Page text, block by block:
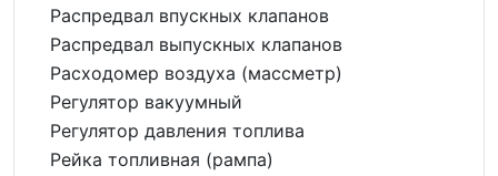
Распредвал впускных клапанов
Распредвал выпускных клапанов
Расходомер воздуха (массметр)
Регулятор вакуумный
Регулятор давления топлива
Рейка топливная (рампа)